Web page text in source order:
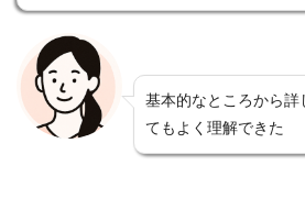
基本的なところから詳
てもよく理解できた